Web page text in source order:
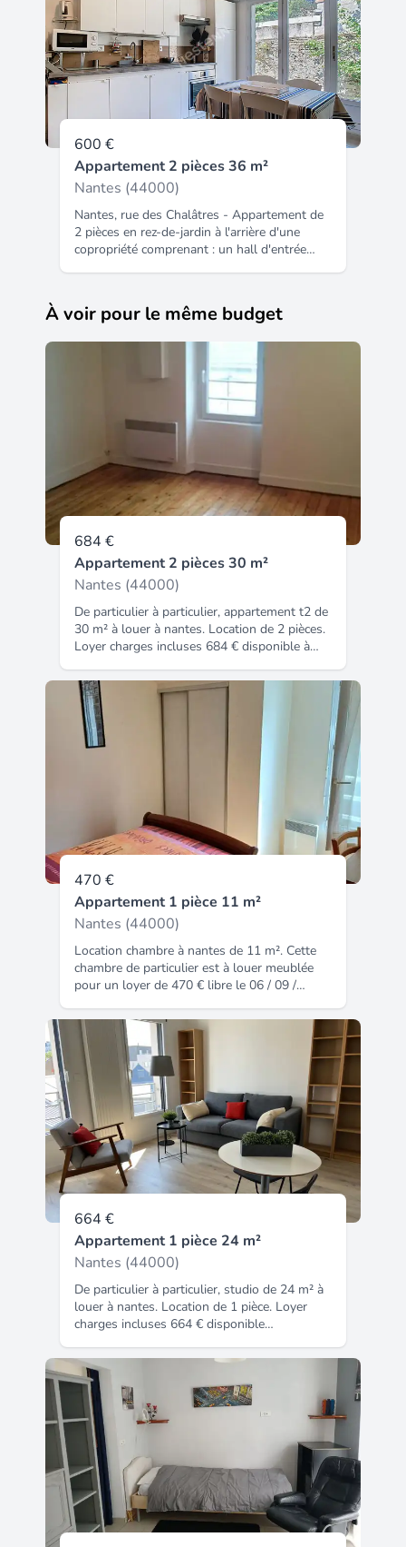
600 €
Appartement 2 pièces 36 m²
Nantes (44000)
Nantes, rue des Chalâtres - Appartement de
2 pièces en rez-de-jardin à l'arrière d'une
copropriété comprenant : un hall d'entrée
pièce de vie avec cuisine aménagée et
équipée (plaque de cuisson, frigo, hotte). La
l'intérieur de la copropriété, au calme, exposé
ouest. Disponible dès maintenant. Charges
comprenant l'eau froide et les charges
communes. Copropriété de 235 lots - dont
67 lots habitation.
À voir pour le même budget
684 €
Appartement 2 pièces 30 m²
Nantes (44000)
De particulier à particulier, appartement t2 de
30 m² à louer à nantes. Location de 2 pièces.
Loyer charges incluses 684 € disponible à
particuliers. Code insee : 44109. Atouts :
cave ou local, dernier étage, baignoire,
proximité transport, proximité commerce.
470 €
Appartement 1 pièce 11 m²
Nantes (44000)
Location chambre à nantes de 11 m². Cette
chambre de particulier est à louer meublée
pour un loyer de 470 € libre le 06 / 09 /
Annonce entre particuliers. Code insee :
44109. Atouts : cuisine possible, internet
inclus, stationnement possible, proximité
transport, proximité commerce.
664 €
Appartement 1 pièce 24 m²
Nantes (44000)
De particulier à particulier, studio de 24 m² à
louer à nantes. Location de 1 pièce. Loyer
charges incluses 664 € disponible
étudiants. Annonce entre particuliers. Code
insee : 44109. Atouts : ascenseur, cuisine
équipée, proximité transport, proximité
commerce, accès à mobilité réduite.